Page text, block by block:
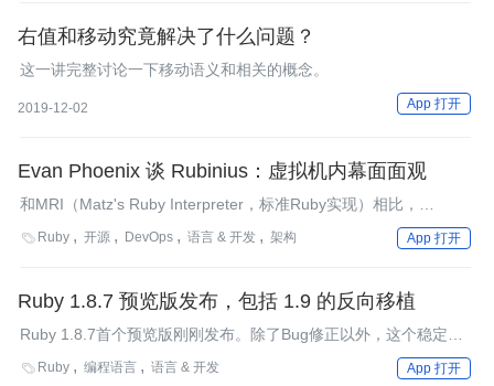
迷失在一些很难解释的Bug中。
右值和移动究竟解决了什么问题？
这一讲完整讨论一下移动语义和相关的概念。
2019-12-02 App 打开
Evan Phoenix 谈 Rubinius：虚拟机内幕面面观
和MRI（Matz's Ruby Interpreter，标准Ruby实现）相比，
Rubinius虚拟机是一个调了个个儿的Ruby实现：它的内核实现方
式和Smalltalk的虚拟机如出一辙，而绝大部分代码使用Ruby编
进展和虚拟机的内部情况。
 Ruby 开源 DevOps 语言 & 开发 架构 App 打开
Ruby 1.8.7 预览版发布，包括 1.9 的反向移植
Ruby 1.8.7首个预览版刚刚发布。除了Bug修正以外，这个稳定分
支上的新发布版还包括一些从Ruby 1.9反向移植的新特性，例如
 Ruby 编程语言 语言 & 开发 App 打开